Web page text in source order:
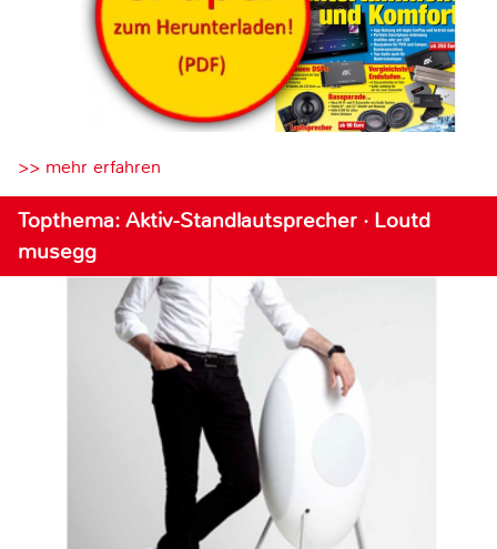
>> mehr erfahren
Topthema: Aktiv-Standlautsprecher · Loutd
musegg